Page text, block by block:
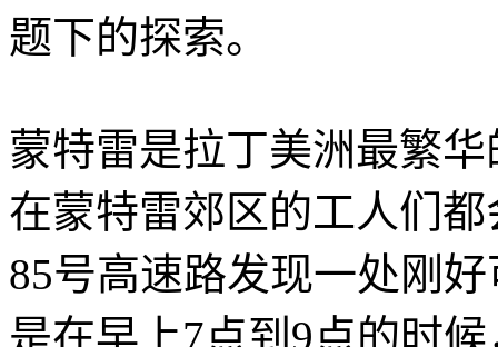
题下的探索。
蒙特雷是拉丁美洲最繁
在蒙特雷郊区的工人们
85号高速路发现一处刚
是在早上7点到9点的时